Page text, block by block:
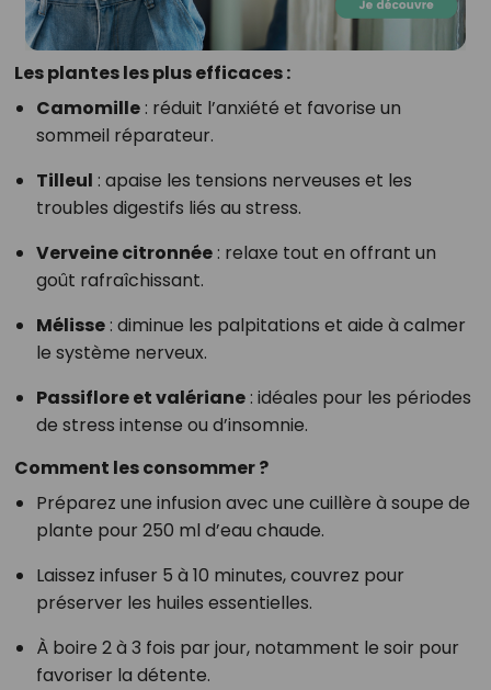
Les plantes les plus efficaces :
Camomille: réduit l’anxiété et favorise un
sommeil réparateur.
Tilleul : apaise les tensions nerveuses et les
troubles digestifs liés au stress.
Verveine citronnée: relaxe tout en offrant un
goût rafraîchissant.
Mélisse: diminue les palpitations et aide à calmer
le système nerveux.
Passiflore et valériane: idéales pour les périodes
de stress intense ou d’insomnie.
Comment les consommer ?
Préparez une infusion avec une cuillère à soupe de
plante pour 250 ml d’eau chaude.
Laissez infuser 5 à 10 minutes, couvrez pour
préserver les huiles essentielles.
À boire 2 à 3 fois par jour, notamment le soir pour
favoriser la détente.